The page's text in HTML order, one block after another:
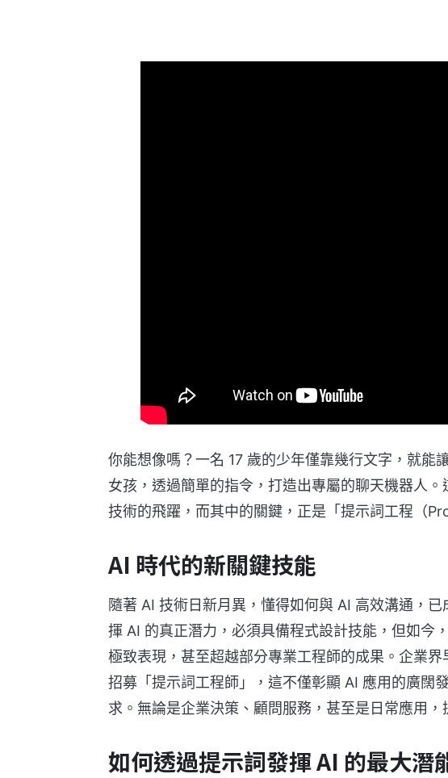
你能想像嗎？一名 17 歲的少年僅靠幾行文字，就能
女孩，透過簡單的指令，打造出專屬的聊天機器人
技術的飛躍，而其中的關鍵，正是「提示詞工程（
AI 時代的新關鍵技能
隨著 AI 技術日新月異，懂得如何與 AI 高效溝通，
揮 AI 的真正潛力，必須具備程式設計技能，但如今
極致表現，甚至超越部分專業工程師的成果。企業
招募「提示詞工程師」，這不僅彰顯 AI 應用的廣闊
求。無論是企業決策、顧問服務，甚至是日常應用，
如何透過提示詞發揮 AI 的最大潛